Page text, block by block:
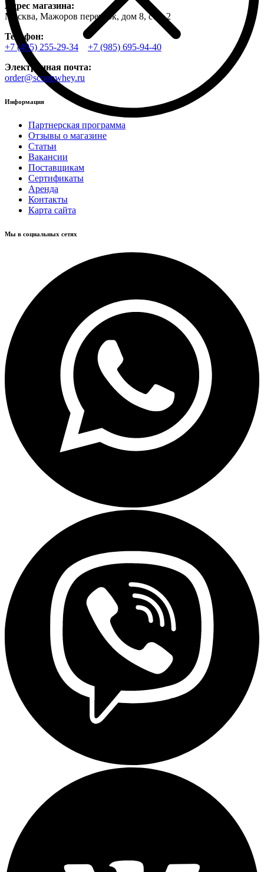
Адрес магазина:
Москва, Мажоров переулок, дом 8, стр. 2
Телефон:
+7 (495) 255-29-34
+7 (985) 695-94-40
Электронная почта:
order@scoopwhey.ru
Информация
Партнерская программа
Отзывы о магазине
Статьи
Вакансии
Поставщикам
Сертификаты
Аренда
Контакты
Карта сайта
Мы в социальных сетях